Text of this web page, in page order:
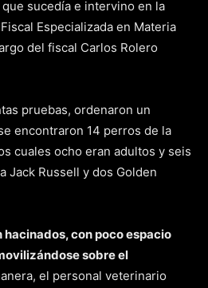
sucedía e intervino en la
Especializada en Materia
del fiscal Carlos Rolero
pruebas, ordenaron un
encontraron 14 perros de la
cuales ocho eran adultos y seis
Jack Russell y dos Golden
hacinados, con poco espacio
sobre el
el personal veterinario